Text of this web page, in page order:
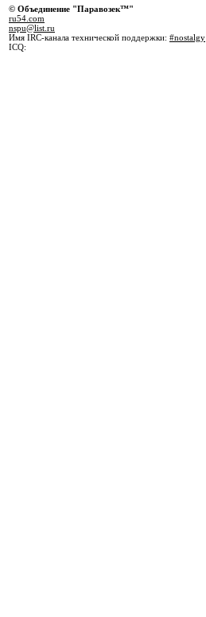
© Объединение "Паравозек™"
ru54.com
nspu@list.ru
Имя IRC-канала технической поддержки: #nostalgy
ICQ: